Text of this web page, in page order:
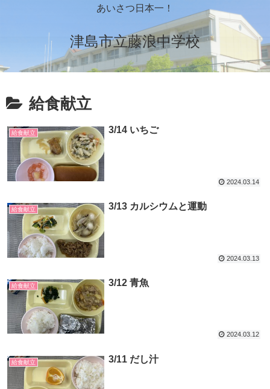
あいさつ日本一！
津島市立藤浪中学校
給食献立
給食献立 3/14 いちご
2024.03.14
給食献立 3/13 カルシウムと運動
2024.03.13
給食献立 3/12 青魚
2024.03.12
給食献立 3/11 だし汁